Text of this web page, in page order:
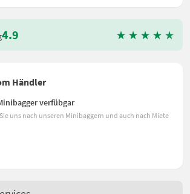
4.9
Händler
verfübgar
uns nach unseren Minibaggern und auch nach Miete